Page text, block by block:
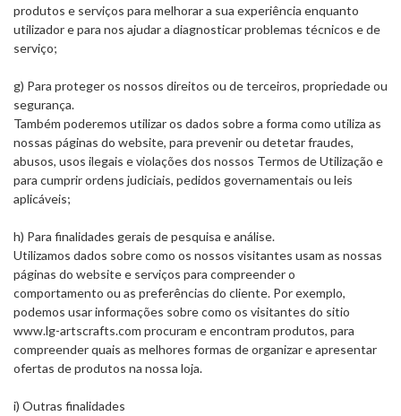
produtos e serviços para melhorar a sua experiência enquanto
utilizador e para nos ajudar a diagnosticar problemas técnicos e de
serviço;
g) Para proteger os nossos direitos ou de terceiros, propriedade ou
segurança.
Também poderemos utilizar os dados sobre a forma como utiliza as
nossas páginas do website, para prevenir ou detetar fraudes,
abusos, usos ilegais e violações dos nossos Termos de Utilização e
para cumprir ordens judiciais, pedidos governamentais ou leis
aplicáveis;
h) Para finalidades gerais de pesquisa e análise.
Utilizamos dados sobre como os nossos visitantes usam as nossas
páginas do website e serviços para compreender o
comportamento ou as preferências do cliente. Por exemplo,
podemos usar informações sobre como os visitantes do sitio
www.lg-artscrafts.com procuram e encontram produtos, para
compreender quais as melhores formas de organizar e apresentar
ofertas de produtos na nossa loja.
i) Outras finalidades